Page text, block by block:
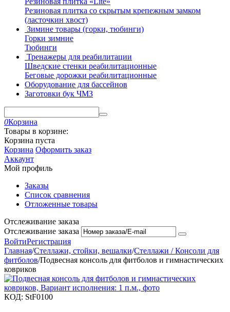
Резиновая плитка со скрытым крепежным замком
(ласточкин хвост)
Зимине товары (горки, тюбинги)
Горки зимние
Тюбинги
Тренажеры для реабилитации
Шведские стенки реабилитационные
Беговые дорожки реабилитационные
Оборудование для бассейнов
Заготовки бук ЧМЗ
0Корзина
Товары в корзине:
Корзина пуста
Корзина Оформить заказ
Аккаунт
Мой профиль
Заказы
Список сравнения
Отложенные товары
Отслеживание заказа
Отслеживание заказа
ВойтиРегистрация
Главная/Стеллажи, стойки, вешалки/Стеллажи / Консоли для
фитболов/Подвесная консоль для фитболов и гимнастических
ковриков
КОД: StF0100